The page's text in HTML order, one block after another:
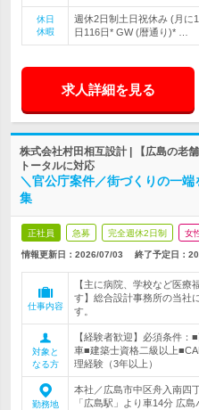
休日
休暇
週休2日制土日祝休み (月に
日116日* GW (暦通り)* …
求人詳細を見る
株式会社村田相互設計 | 【広島の老
トータルに対応
＼官公庁案件／街づくりの一
集
正社員 急募 完全週休2日制 女
情報更新日：2026/07/03 終了予定日：
仕事内容
【主に病院、学校など医療
す】総合設計事務所の当社
す。
対象と
なる方
【経験者歓迎】必須条件
車■建築士資格二級以上
理経験（3年以上）
勤務地
本社／広島市中区舟入南四
「広島駅」より車14分 広島